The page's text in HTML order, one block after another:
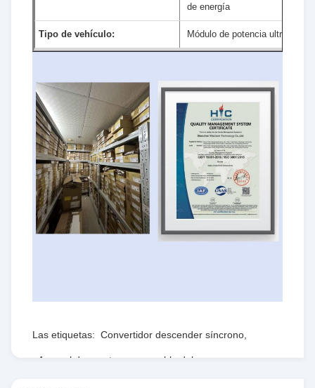
de energía
Tipo de vehículo: Módulo de potencia ultra
Las etiquetas: Convertidor descender síncrono
Arsenal de puerta programable del campo,